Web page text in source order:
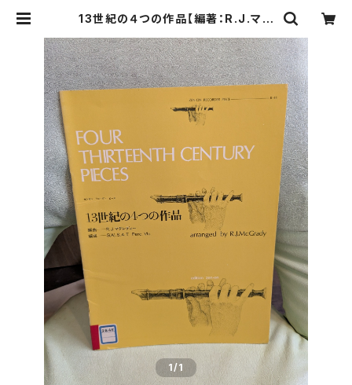
13世紀の４つの作品【編著：R.J.マグ
73年 | Birds' Tale Collective
1/1